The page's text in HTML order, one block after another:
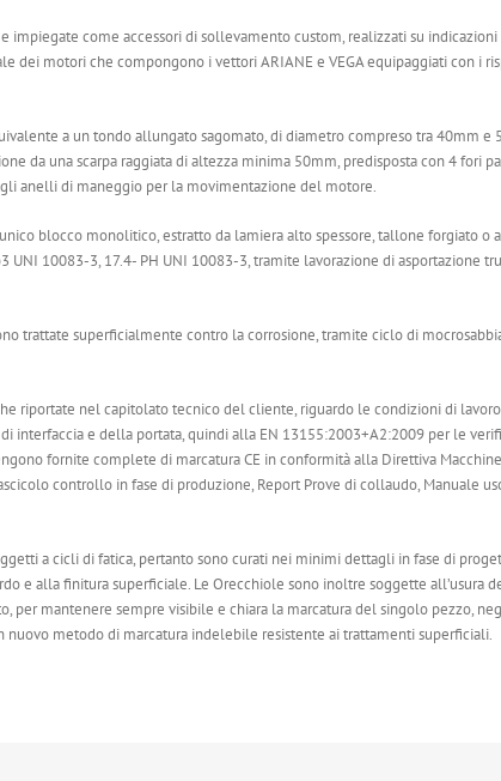
impiegate come accessori di sollevamento custom, realizzati su
dei motori che compongono i vettori ARIANE e VEGA equipaggiati con i
a un tondo allungato sagomato, di diametro compreso tra 40mm e
da una scarpa raggiata di altezza minima 50mm, predisposta con 4 fori
anelli di maneggio per la movimentazione del motore.
blocco monolitico, estratto da lamiera alto spessore, tallone forgiato o
UNI 10083-3, 17.4- PH UNI 10083-3, tramite lavorazione di asportazione
trattate superficialmente contro la corrosione, tramite ciclo di
riportate nel capitolato tecnico del cliente, riguardo le condizioni di
interfaccia e della portata, quindi alla EN 13155:2003+A2:2009 per le
fornite complete di marcatura CE in conformità alla Direttiva
controllo in fase di produzione, Report Prove di collaudo, Manuale
a cicli di fatica, pertanto sono curati nei minimi dettagli in fase di
e alla finitura superficiale. Le Orecchiole sono inoltre soggette all’usura
per mantenere sempre visibile e chiara la marcatura del singolo pezzo,
metodo di marcatura indelebile resistente ai trattamenti superficiali.